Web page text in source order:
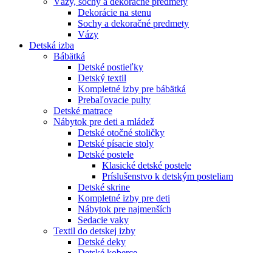
Dekorácie na stenu
Sochy a dekoračné predmety
Vázy
Detská izba
Bábätká
Detské postieľky
Detský textil
Kompletné izby pre bábätká
Prebaľovacie pulty
Detské matrace
Nábytok pre deti a mládež
Detské otočné stoličky
Detské písacie stoly
Detské postele
Klasické detské postele
Príslušenstvo k detským posteliam
Detské skrine
Kompletné izby pre deti
Nábytok pre najmenších
Sedacie vaky
Textil do detskej izby
Detské deky